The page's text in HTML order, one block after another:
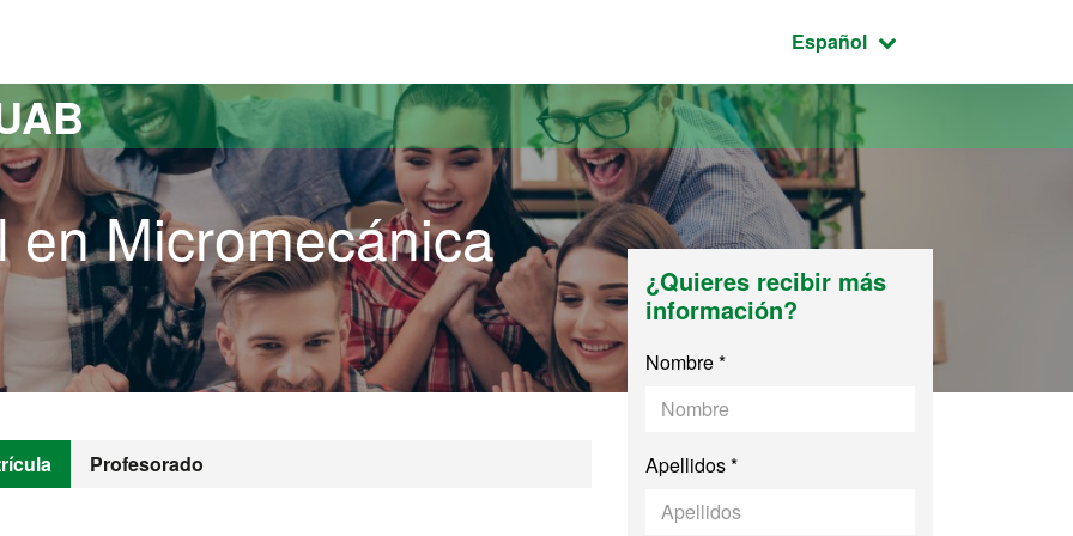
Idioma seleccionado:
Español
Micromecánica
Profesorado
¿Quieres recibir más
información?
Nombre *
Apellidos *